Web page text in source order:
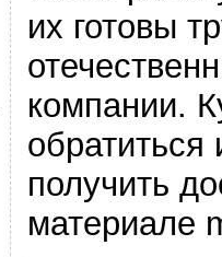
их готовы
компании.
обратиться
получить
материале